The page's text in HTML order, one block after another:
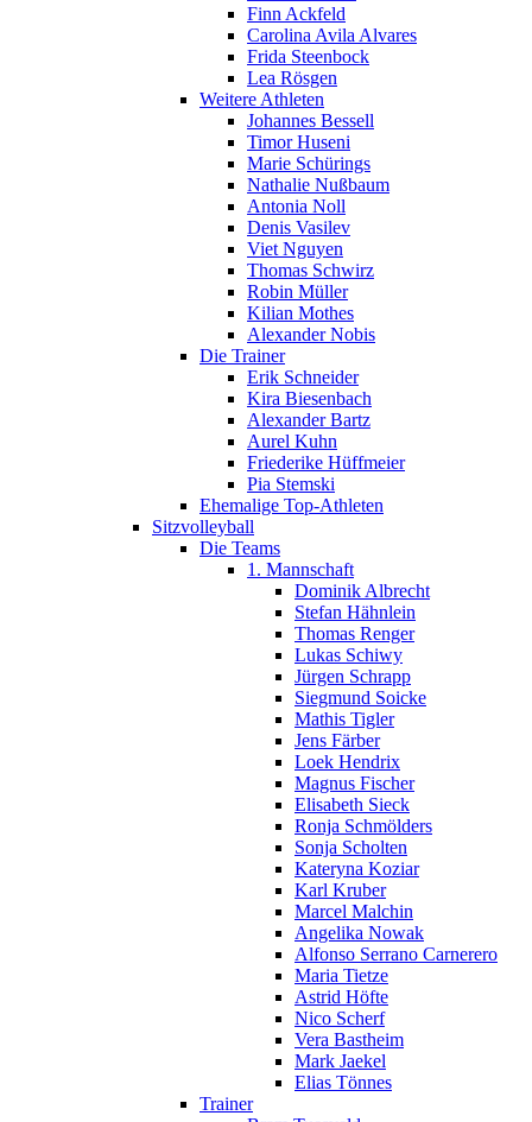
Finn Ackfeld
Carolina Avila Alvares
Frida Steenbock
Lea Rösgen
Weitere Athleten
Johannes Bessell
Timor Huseni
Marie Schürings
Nathalie Nußbaum
Antonia Noll
Denis Vasilev
Viet Nguyen
Thomas Schwirz
Robin Müller
Kilian Mothes
Alexander Nobis
Die Trainer
Erik Schneider
Kira Biesenbach
Alexander Bartz
Aurel Kuhn
Friederike Hüffmeier
Pia Stemski
Ehemalige Top-Athleten
Sitzvolleyball
Die Teams
1. Mannschaft
Dominik Albrecht
Stefan Hähnlein
Thomas Renger
Lukas Schiwy
Jürgen Schrapp
Siegmund Soicke
Mathis Tigler
Jens Färber
Loek Hendrix
Magnus Fischer
Elisabeth Sieck
Ronja Schmölders
Sonja Scholten
Kateryna Koziar
Karl Kruber
Marcel Malchin
Angelika Nowak
Alfonso Serrano Carnerero
Maria Tietze
Astrid Höfte
Nico Scherf
Vera Bastheim
Mark Jaekel
Elias Tönnes
Trainer